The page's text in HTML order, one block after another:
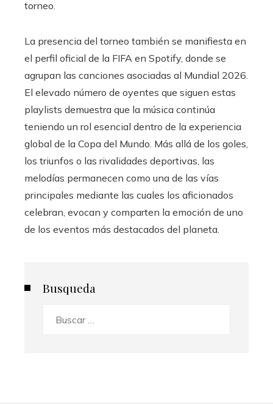
torneo.
La presencia del torneo también se manifiesta en
el perfil oficial de la FIFA en Spotify, donde se
agrupan las canciones asociadas al Mundial 2026.
El elevado número de oyentes que siguen estas
playlists demuestra que la música continúa
teniendo un rol esencial dentro de la experiencia
global de la Copa del Mundo. Más allá de los goles,
los triunfos o las rivalidades deportivas, las
melodías permanecen como una de las vías
principales mediante las cuales los aficionados
celebran, evocan y comparten la emoción de uno
de los eventos más destacados del planeta.
Busqueda